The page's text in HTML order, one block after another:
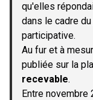
qu'elles
dans le cadre du
participative.
Au fur et à
publiée sur la
recevable.
Entre